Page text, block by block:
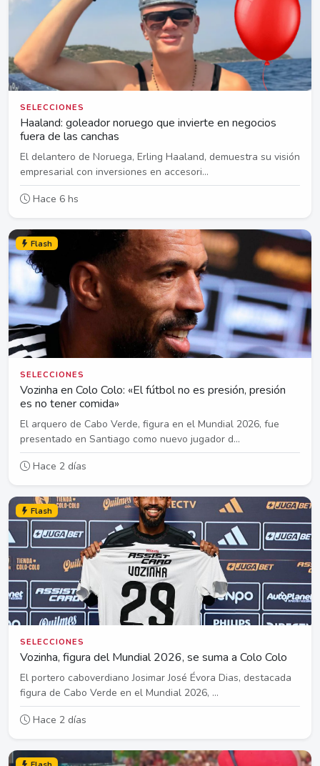
SELECCIONES
Haaland: goleador noruego que invierte en negocios
fuera de las canchas
El delantero de Noruega, Erling Haaland, demuestra su visión
empresarial con inversiones en accesori...
Hace 6 hs
Flash
SELECCIONES
Vozinha en Colo Colo: «El fútbol no es presión, presión
es no tener comida»
El arquero de Cabo Verde, figura en el Mundial 2026, fue
presentado en Santiago como nuevo jugador d...
Hace 2 días
Flash
SELECCIONES
Vozinha, figura del Mundial 2026, se suma a Colo Colo
El portero caboverdiano Josimar José Évora Dias, destacada
figura de Cabo Verde en el Mundial 2026, ...
Hace 2 días